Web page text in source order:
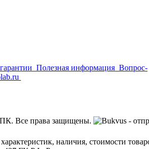
Полезная информация Вопрос-
Все права защищены.
наличия, стоимости